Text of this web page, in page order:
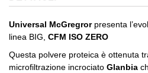
Universal McGregror presenta
linea BIG, CFM ISO ZERO
Questa polvere proteica è ottenuta
microfiltrazione incrociato Glanbia